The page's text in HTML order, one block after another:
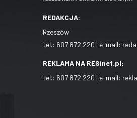
REDAKCJA:
Rzeszów
tel.: 607 872 220 | e-mail:
REKLAMA NA RESinet.pl:
tel.: 607 872 220 | e-mail: